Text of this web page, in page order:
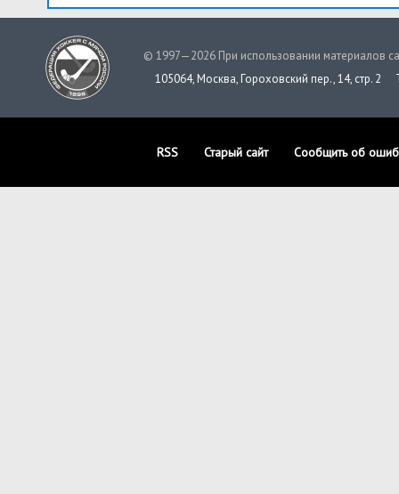
© 1997—2026 При использовании материалов
105064, Москва, Гороховский пер., 14, стр. 2
RSS Старый сайт Сообщить об